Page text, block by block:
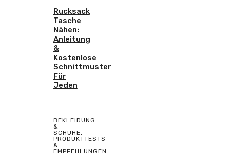
Rucksack
Tasche
Nähen:
Anleitung
&
Kostenlose
Schnittmuster
Für
Jeden
BEKLEIDUNG
&
SCHUHE,
PRODUKTTESTS
&
EMPFEHLUNGEN